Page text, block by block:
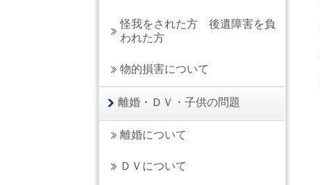
怪我をされた方 後遺障害を負
われた方
物的損害について
離婚・ＤＶ・子供の問題
離婚について
ＤＶについて